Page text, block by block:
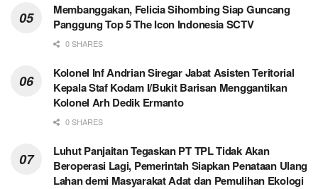
Membanggakan, Felicia Sihombing Siap Guncang
Panggung Top 5 The Icon Indonesia SCTV
0 SHARES
Kolonel Inf Andrian Siregar Jabat Asisten Teritorial
Kepala Staf Kodam I/Bukit Barisan Menggantikan
Kolonel Arh Dedik Ermanto
0 SHARES
Luhut Panjaitan Tegaskan PT TPL Tidak Akan
Beroperasi Lagi, Pemerintah Siapkan Penataan Ulang
Lahan demi Masyarakat Adat dan Pemulihan Ekologi